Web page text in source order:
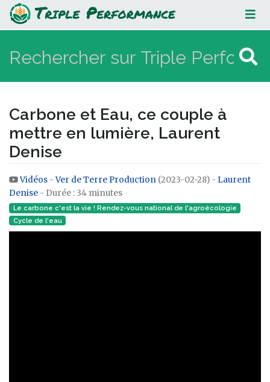
Carbone et Eau, ce couple à mettre
en lumière, Laurent Denise
Carbone et Eau, ce couple à
mettre en lumière, Laurent
Denise
Aller à :navigation,rechercher
Vidéos -Ver de Terre Production (2023-02-28) - Laurent
Denise - Durée : 34 minutes
Le carbone c'est la vie ! Rendez-vous national de l'agroécologie
Cycle de l'eau